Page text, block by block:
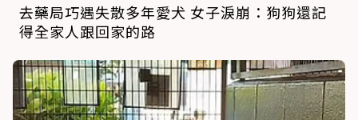
去藥局巧遇失散多年愛犬 女子淚崩：狗狗還記
得全家人跟回家的路